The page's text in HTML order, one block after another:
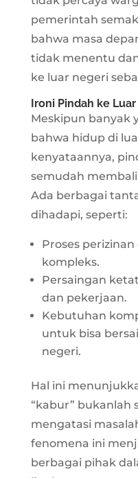
pemerintah
bahwa masa
tidak menentu
ke luar negeri
Ironi Pindah ke
Meskipun banyak
bahwa hidup di
kenyataannya,
semudah
Ada berbagai
dihadapi, seperti:
Proses
kompleks.
Persaingan
dan pekerjaan.
Kebutuhan
untuk bisa
negeri.
Hal ini
“kabur” bukanlah
mengatasi
fenomena ini
berbagai pihak